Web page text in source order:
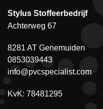
Stylus Stoffeerbedrijf
Achterweg 67
8281 AT Genemuiden
0853039443
info@pvcspecialist.com
KvK: 78481295